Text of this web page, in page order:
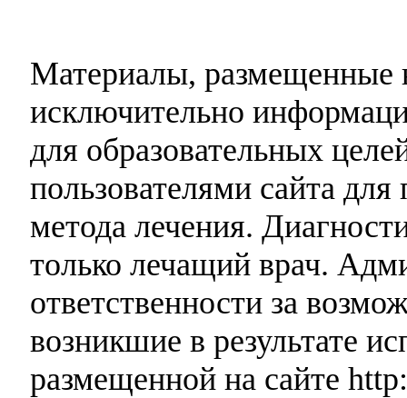
Материалы, размещенные
исключительно
для образовательных
пользователями сайта
метода лечения.
только лечащий врач.
ответственности за
возникшие в результате
размещенной на сайте